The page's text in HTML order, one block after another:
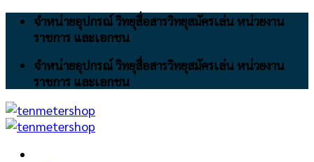
Skip
จำหน่ายอุปกรณ์ วิทยุสื่อสารวิทยุสมัครเล่น หน่วยงาน
ราชการ และเอกชน
จำหน่ายอุปกรณ์ วิทยุสื่อสารวิทยุสมัครเล่น หน่วยงาน
ราชการ และเอกชน